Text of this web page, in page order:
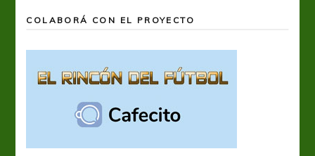
COLABORÁ CON EL PROYECTO